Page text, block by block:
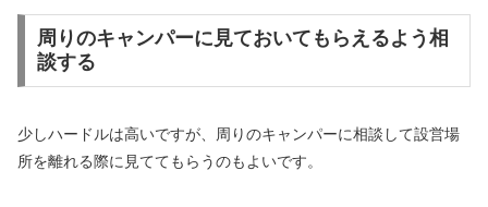
周りのキャンパーに見ておいてもらえるよう相
談する
少しハードルは高いですが、周りのキャンパーに相談して設営場
所を離れる際に見ててもらうのもよいです。